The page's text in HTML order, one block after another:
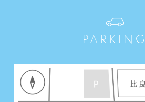
PARKING